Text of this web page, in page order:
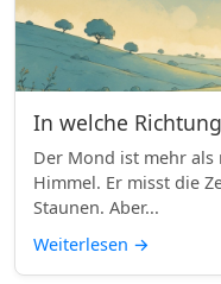
In welche
Der Mond ist mehr
Himmel. Er misst die
Staunen. Aber...
Weiterlesen →